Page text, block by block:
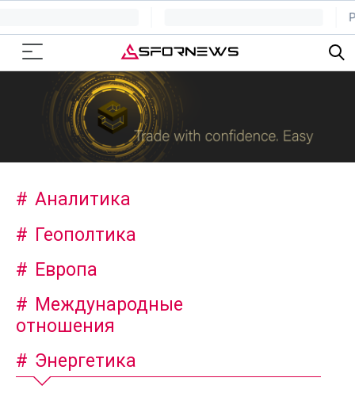
Аналитика
Геополтика
Европа
Международные
отношения
Энергетика